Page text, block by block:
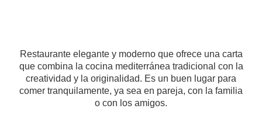
Restaurante elegante y moderno que ofrece una carta
que combina la cocina mediterránea tradicional con la
creatividad y la originalidad. Es un buen lugar para
comer tranquilamente, ya sea en pareja, con la familia
o con los amigos.